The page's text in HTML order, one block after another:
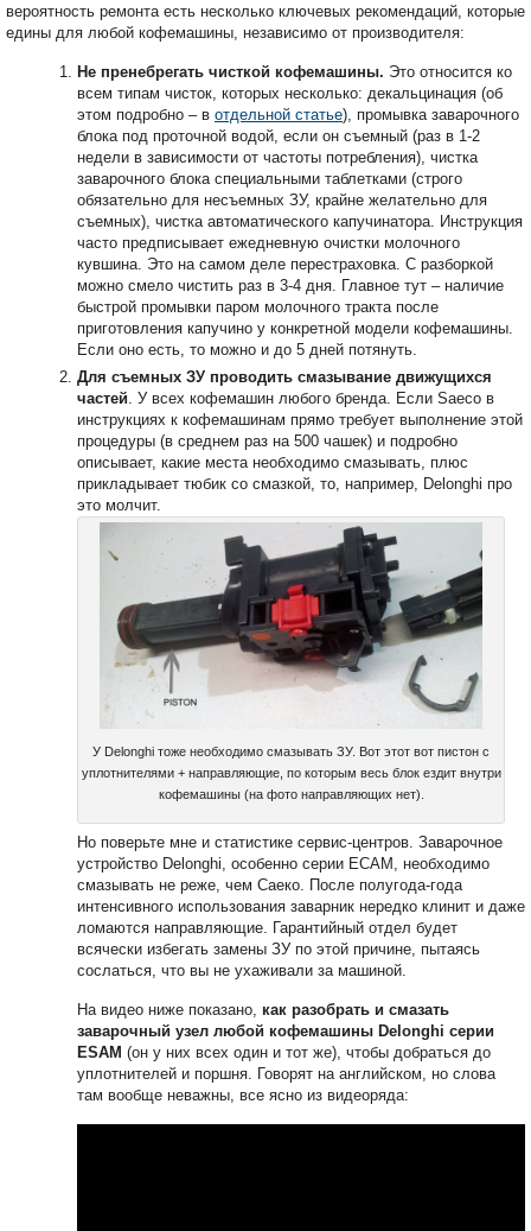
вероятность ремонта есть несколько ключевых рекомендаций, которые
едины для любой кофемашины, независимо от производителя:
Не пренебрегать чисткой кофемашины. Это относится ко
всем типам чисток, которых несколько: декальцинация (об
этом подробно – в отдельной статье), промывка заварочного
блока под проточной водой, если он съемный (раз в 1-2
недели в зависимости от частоты потребления), чистка
заварочного блока специальными таблетками (строго
обязательно для несъемных ЗУ, крайне желательно для
съемных), чистка автоматического капучинатора. Инструкция
часто предписывает ежедневную очистки молочного
кувшина. Это на самом деле перестраховка. С разборкой
можно смело чистить раз в 3-4 дня. Главное тут – наличие
быстрой промывки паром молочного тракта после
приготовления капучино у конкретной модели кофемашины.
Если оно есть, то можно и до 5 дней потянуть.
Для съемных ЗУ проводить смазывание движущихся
частей . У всех кофемашин любого бренда. Если Saeco в
инструкциях к кофемашинам прямо требует выполнение этой
процедуры (в среднем раз на 500 чашек) и подробно
описывает, какие места необходимо смазывать, плюс
прикладывает тюбик со смазкой, то, например, Delonghi про
это молчит.
У Delonghi тоже необходимо смазывать ЗУ. Вот этот вот пистон с
уплотнителями + направляющие, по которым весь блок ездит внутри
кофемашины (на фото направляющих нет).
Но поверьте мне и статистике сервис-центров. Заварочное
устройство Delonghi, особенно серии ECAM, необходимо
смазывать не реже, чем Саеко. После полугода-года
интенсивного использования заварник нередко клинит и даже
ломаются направляющие. Гарантийный отдел будет
всячески избегать замены ЗУ по этой причине, пытаясь
сослаться, что вы не ухаживали за машиной.
На видео ниже показано, как разобрать и смазать
заварочный узел любой кофемашины Delonghi серии
ESAM (он у них всех один и тот же), чтобы добраться до
уплотнителей и поршня. Говорят на английском, но слова
там вообще неважны, все ясно из видеоряда: